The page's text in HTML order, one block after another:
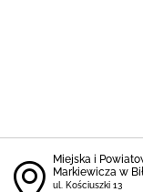
Miejska i
Markiewicza w
ul. Kościuszki 13